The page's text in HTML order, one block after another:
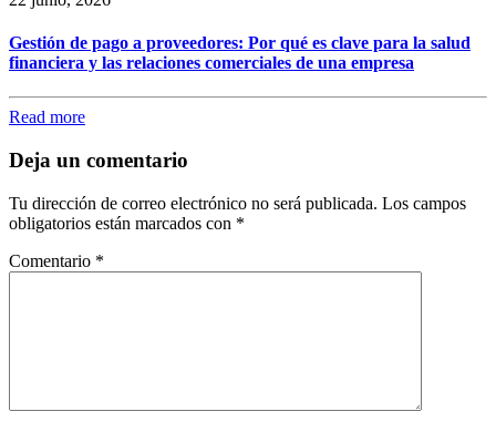
Gestión de pago a proveedores: Por qué es clave para la salud
financiera y las relaciones comerciales de una empresa
Read more
Deja un comentario
Tu dirección de correo electrónico no será publicada. Los campos
obligatorios están marcados con *
Comentario *